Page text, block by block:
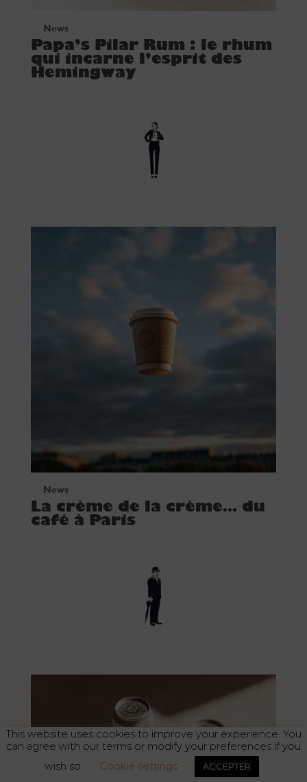
News
Papa’s Pilar Rum : le rhum
qui incarne l’esprit des
Hemingway
News
La crème de la crème… du
café à Paris
L'abus d'alcool est dangereux pour la santé
This website uses cookies to improve your experience. You
can agree with our terms or modify your preferences if you
wish so.
Cookie settings ACCEPTER